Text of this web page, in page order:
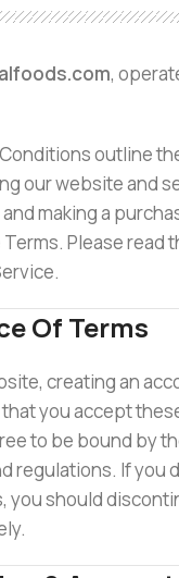
,
outline
our website and
making a
Please read
Of Terms
creating an
you accept
to be bound by
regulations. If you
you should